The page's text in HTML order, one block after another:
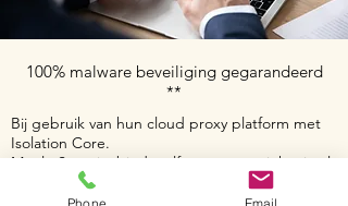
100% malware beveiliging gegarandeerd
**
Bij gebruik van hun cloud proxy platform met
Isolation Core.
Menlo Security biedt zelfs een garantiekapitaal
tot $ 1 miljoen aan hun klanten indien een
malware aanval door hun Isolation Core komt
Phone Email